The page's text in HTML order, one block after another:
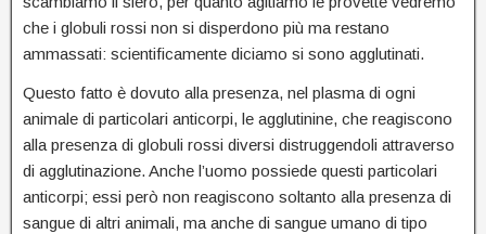
che i globuli rossi non si disperdono più ma restano
ammassati: scientificamente diciamo si sono agglutinati.
Questo fatto è dovuto alla presenza, nel plasma di ogni
animale di particolari anticorpi, le agglutinine, che reagiscono
alla presenza di globuli rossi diversi distruggendoli attraverso
di agglutinazione. Anche l’uomo possiede questi particolari
anticorpi; essi però non reagiscono soltanto alla presenza di
sangue di altri animali, ma anche di sangue umano di tipo